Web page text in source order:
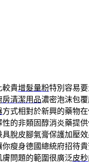
較貴增髮量粉特別容易
房清潔用品濃密泡沫包
方式相對於新興的藥物
性的非類固醇消炎藥提
脫皮腳氣膏保護加壓
瘦身德國總統府招待貴
問題的範圍很廣泛皮秒